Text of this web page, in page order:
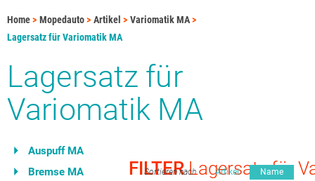
Home Mopedauto Artikel
Variomatik MA
Lagersatz für Variomatik MA
Lagersatz für
Variomatik MA
Auspuff MA
Bremse MA
FILTERLagersatz für
Sortieren nach Artikel Name